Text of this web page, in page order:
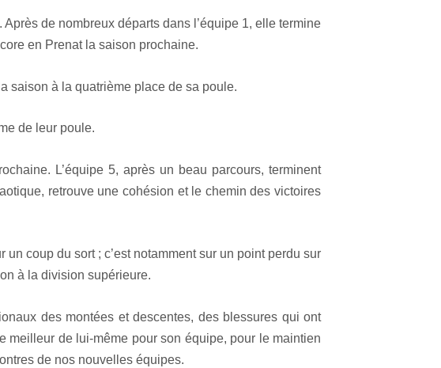
de nombreux départs dans l’équipe 1, elle termine
en Prenat la saison prochaine.
saison à la quatrième place de sa poule.
de leur poule.
L’équipe 5, après un beau parcours, terminent
retrouve une cohésion et le chemin des victoires
coup du sort ; c’est notamment sur un point perdu sur
à la division supérieure.
des montées et descentes, des blessures qui ont
de lui-même pour son équipe, pour le maintien
de nos nouvelles équipes.